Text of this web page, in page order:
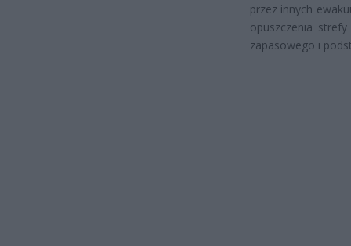
przez innych
opuszczenia
zapasowego i